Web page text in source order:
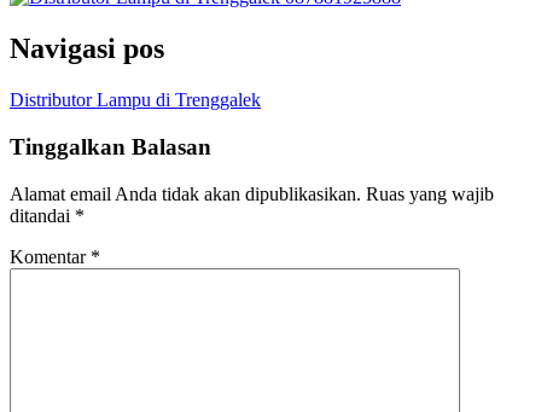
Navigasi pos
Distributor Lampu di Trenggalek
Tinggalkan Balasan
Alamat email Anda tidak akan dipublikasikan. Ruas yang wajib
ditandai *
Komentar *